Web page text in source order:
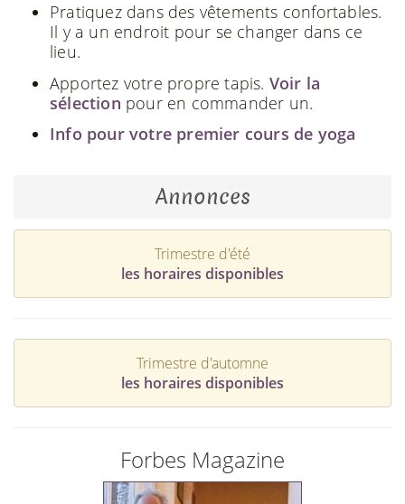
Pratiquez dans des vêtements confortables.
Il y a un endroit pour se changer dans ce
lieu.
Apportez votre propre tapis. Voir la
sélection pour en commander un.
Info pour votre premier cours de yoga
Annonces
Trimestre d'été
les horaires disponibles
Trimestre d'automne
les horaires disponibles
Forbes Magazine